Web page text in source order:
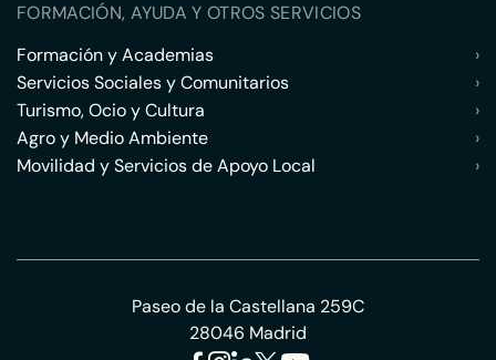
FORMACIÓN, AYUDA Y OTROS SERVICIOS
Formación y Academias
›
Servicios Sociales y Comunitarios
›
Turismo, Ocio y Cultura
›
Agro y Medio Ambiente
›
Movilidad y Servicios de Apoyo Local
›
Paseo de la Castellana 259C
28046 Madrid